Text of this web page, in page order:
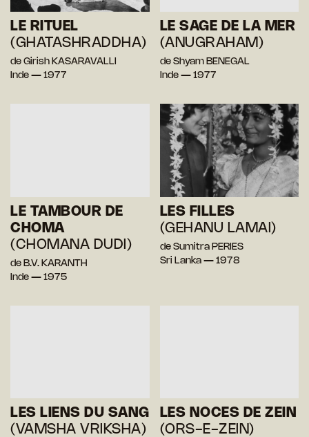
LE RITUEL
(GHATASHRADDHA)
de Girish KASARAVALLI
Inde — 1977
LE SAGE DE LA MER
(ANUGRAHAM)
de Shyam BENEGAL
Inde — 1977
LE TAMBOUR DE
CHOMA
(CHOMANA DUDI)
de B.V. KARANTH
Inde — 1975
LES FILLES
(GEHANU LAMAI)
de Sumitra PERIES
Sri Lanka — 1978
LES LIENS DU SANG
(VAMSHA VRIKSHA)
LES NOCES DE ZEIN
(ORS-E-ZEIN)